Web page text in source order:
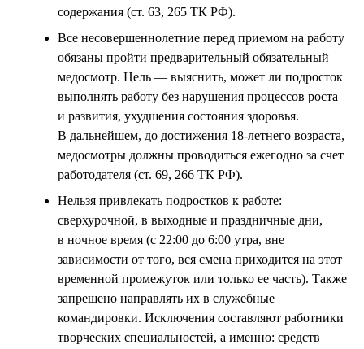
содержания (ст. 63, 265 ТК РФ).
Все несовершеннолетние перед приемом на работу
обязаны пройти предварительный обязательный
медосмотр. Цель — выяснить, может ли подросток
выполнять работу без нарушения процессов роста
и развития, ухудшения состояния здоровья.
В дальнейшем, до достижения 18-летнего возраста,
медосмотры должны проводиться ежегодно за счет
работодателя (ст. 69, 266 ТК РФ).
Нельзя привлекать подростков к работе:
сверхурочной, в выходные и праздничные дни,
в ночное время (с 22:00 до 6:00 утра, вне
зависимости от того, вся смена приходится на этот
временной промежуток или только ее часть). Также
запрещено направлять их в служебные
командировки. Исключения составляют работники
творческих специальностей, а именно: средств